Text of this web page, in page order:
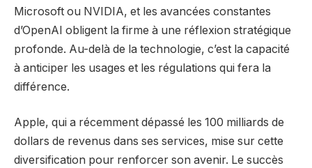
Microsoft ou NVIDIA, et les avancées constantes
d’OpenAI obligent la firme à une réflexion stratégique
profonde. Au-delà de la technologie, c’est la capacité
à anticiper les usages et les régulations qui fera la
différence.
Apple, qui a récemment dépassé les 100 milliards de
dollars de revenus dans ses services, mise sur cette
diversification pour renforcer son avenir. Le succès